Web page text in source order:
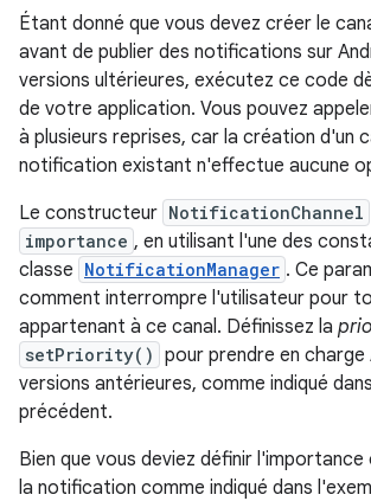
Étant donné que vous devez créer le
avant de publier des notifications sur
versions ultérieures, exécutez ce code
de votre application. Vous pouvez
à plusieurs reprises, car la création d'un
notification existant n'effectue aucune
Le constructeur NotificationChannel
importance , en utilisant l'une des
classe NotificationManager . Ce
comment interrompre l'utilisateur pour
appartenant à ce canal. Définissez la
setPriority() pour prendre en charge
versions antérieures, comme indiqué
précédent.
Bien que vous deviez définir
la notification comme indiqué dans